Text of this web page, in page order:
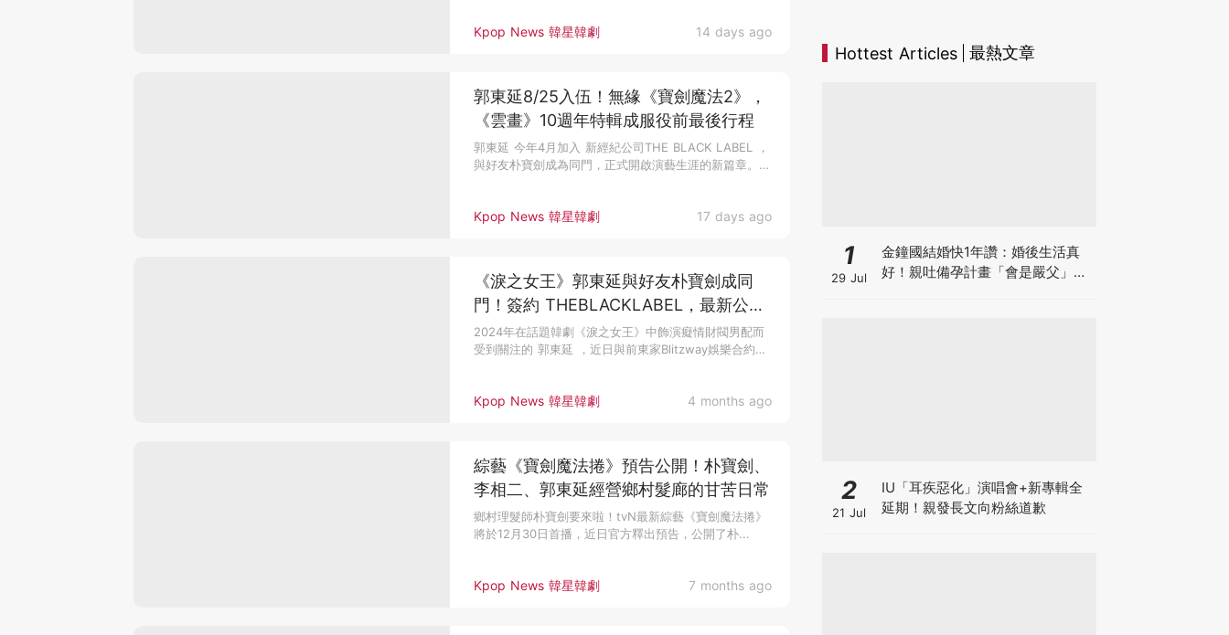
Kpop News 韓星韓劇 14 days ago
Kpop News 韓星韓劇 17 days ago
郭東延8/25入伍！無緣《寶劍魔法2》，
《雲畫》10週年特輯成服役前最後行程
郭東延 今年4月加入 新經紀公司THE BLACK LABEL ，
與好友朴寶劍成為同門，正式開啟演藝生涯的新篇章。近
Kpop News 韓星韓劇 4 months ago
《淚之女王》郭東延與好友朴寶劍成同
門！簽約 THEBLACKLABEL，最新公式
照帥翻～
2024年在話題韓劇《淚之女王》中飾演癡情財閥男配而
受到關注的 郭東延 ，近日與前東家Blitzway娛樂合約期
Kpop News 韓星韓劇 7 months ago
綜藝《寶劍魔法捲》預告公開！朴寶劍、
李相二、郭東延經營鄉村髮廊的甘苦日常
鄉村理髮師朴寶劍要來啦！tvN最新綜藝《寶劍魔法捲》
將於12月30日首播，近日官方釋出預告，公開了朴...
Hottest Articles 最熱文章
1
29 Jul
金鐘國結婚快1年讚：婚後生活真
好！親吐備孕計畫「會是嚴父」先
2
21 Jul
IU「耳疾惡化」演唱會+新專輯全
延期！親發長文向粉絲道歉